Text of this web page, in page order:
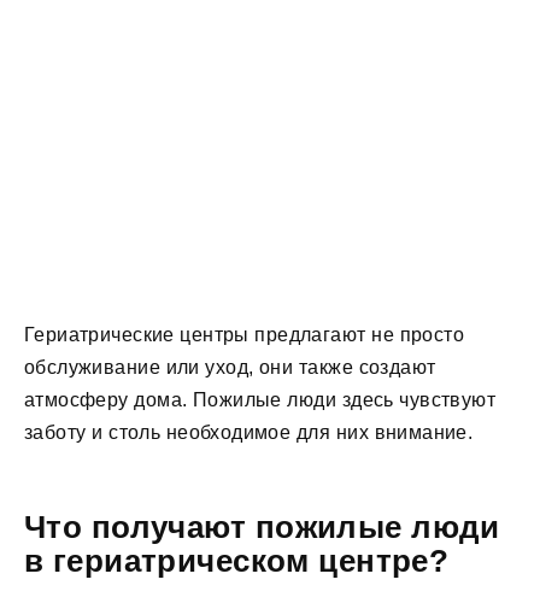
Гериатрические центры предлагают не просто
обслуживание или уход, они также создают
атмосферу дома. Пожилые люди здесь чувствуют
заботу и столь необходимое для них внимание.
Что получают пожилые люди
в гериатрическом центре?